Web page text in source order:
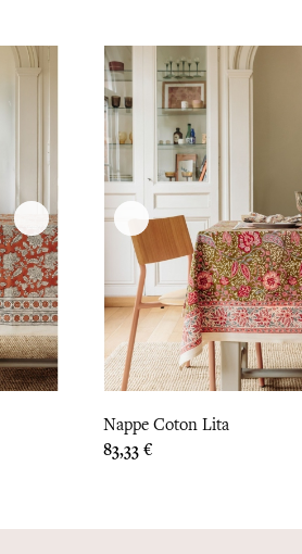
Nappe Coton Lita
Prix
83,33 €